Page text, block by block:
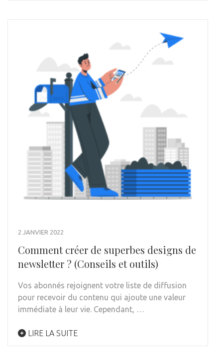
2 JANVIER 2022
Comment créer de superbes designs de
newsletter ? (Conseils et outils)
Vos abonnés rejoignent votre liste de diffusion
pour recevoir du contenu qui ajoute une valeur
immédiate à leur vie. Cependant, …
LIRE LA SUITE